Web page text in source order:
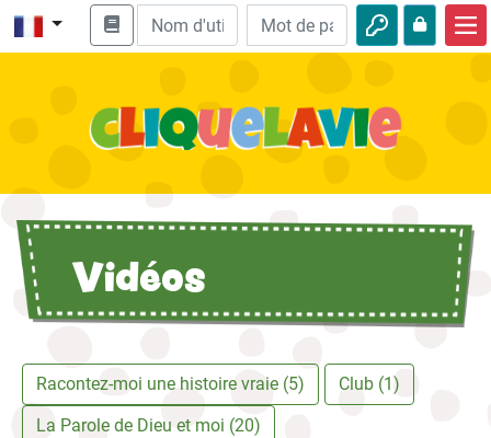
Enseignement biblique
Histoires audio
Aventures
Vidéos
Racontez-moi une histoire vraie (5)
Club (1)
La Parole de Dieu et moi (20)